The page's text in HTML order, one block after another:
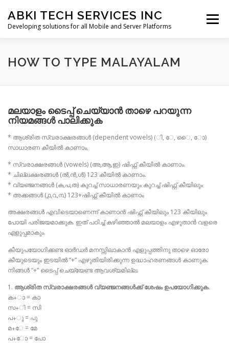
content
ABKI TECH SERVICES INC
Developing solutions for all Mobile and Server Platforms
Menu
OUR SERVICES PRODUCTS PRIVACY POLICY
HOW TO TYPE MALAYALAM
മലയാളം ടൈപ്പ് ചെയ്യാൻ താഴെ പറയുന്ന
നിയമങ്ങൾ പാലിക്കുക
* ആശ്രിത സ്വരാക്ഷരങ്ങൾ (dependent vowels) (ി, േ, ൈ, ോ)
സാധാരണ കീയിൽ കാണാം.
* സ്വരാക്ഷരങ്ങൾ (vowels) (അ,ആ,ഇ) ഷിഫ്റ്റ് കീയിൽ കാണാം.
* ചില്ലക്ഷരങ്ങൾ (ൽ,ൻ,ൾ) 123 കീയിൽ കാണാം.
* വ്യഞ്ജനങ്ങൾ (ക,പ,ത) കുറച്ച് സാധാരണയും കുറച്ച് ഷിഫ്റ്റ്‌ കീയിലും
* അക്കങ്ങൾ (൧,൨,൩) 123+ഷിഫ്റ്റ് കീയിൽ കാണാം
അക്ഷരങ്ങൾ എവിടെയാണെന്ന് കാണാൻ ഷിഫ്റ്റ് കീയിലും 123 കീയിലും
പോയി പരിജയമാക്കുക. ഇത് പഠിച്ച് കഴിഞ്ഞാൽ മലയാളം എഴുതാൻ വളരെ
എളുപ്പമാകും.
കീയുപയോഗിക്കണ്ട ഓർഡർ മനസ്സിലാകാൻ എളുപ്പത്തിനു താഴെ ഓരോ
കീയുടെയും ഇടയിൽ “+” എഴുതിയിരിക്കുന്ന ഉദ്ധാഹരണങ്ങൾ കാണുക.
നിങ്ങൾ “+” ടൈപ്പ് ചെയ്യേണ്ട ആവശ്യമില്ല.
1. ആശ്രിത സ്വരാക്ഷരങ്ങൾ വ്യഞ്ജനങ്ങൾക്ക് ശേഷം ഉപയോഗിക്കുക.
ക+ാ = കാ
സ+ി = സി
പ+ു = പു
മ+േ = മേ
പ+ോ = പോ